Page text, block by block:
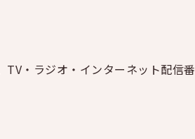
・ラジオ・インターネット配信番